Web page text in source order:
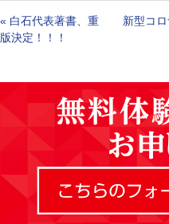
« 白石代表著書、重
版決定！！！
新型コ